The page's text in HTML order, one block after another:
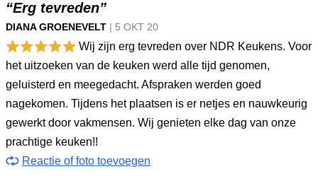
“Erg tevreden”
DIANA GROENEVELT | 5 OKT 20
Wij zijn erg tevreden over NDR Keukens. Voor
het uitzoeken van de keuken werd alle tijd genomen,
geluisterd en meegedacht. Afspraken werden goed
nagekomen. Tijdens het plaatsen is er netjes en nauwkeurig
gewerkt door vakmensen. Wij genieten elke dag van onze
prachtige keuken!!
Reactie of foto toevoegen